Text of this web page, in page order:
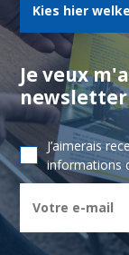
Kies hier
Je veux m'abonner à la Cibor
newsletter
J’aimerais
informations